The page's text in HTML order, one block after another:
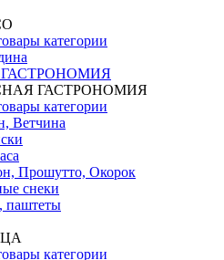
категории
ГАСТРОНОМИЯ
категории
Ветчина
Прошутто, Окорок
снеки
паштеты
категории